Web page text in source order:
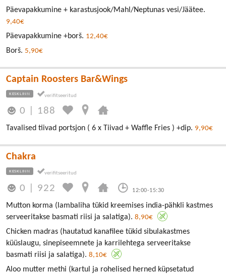
Päevapakkumine + karastusjook/Mahl/Neptunas vesi/Jäätee.
9,40€
Päevapakkumine +borš. 12,40€
Borš. 5,90€
Captain Roosters Bar&Wings
KESKLINN
0 188
Tavalised tiivad portsjon ( 6 x Tiivad + Waffle Fries ) +dip. 9,90€
Chakra
KESKLINN
0 922 12:00-15:30
Mutton korma (lambaliha tükid kreemises india-pähkli kastmes
serveeritakse basmati riisi ja salatiga). 8,90€
Chicken madras (hautatud kanafilee tükid sibulakastmes
küüslaugu, sinepiseemnete ja karrilehtega serveeritakse
basmati riisi ja salatiga). 8,10€
Aloo mutter methi (kartul ja rohelised herned küpsetatud